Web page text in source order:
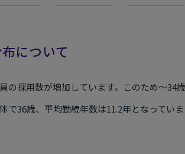
について
の採用数が増加しています。このため〜
36歳、平均勤続年数は11.2年となっていま